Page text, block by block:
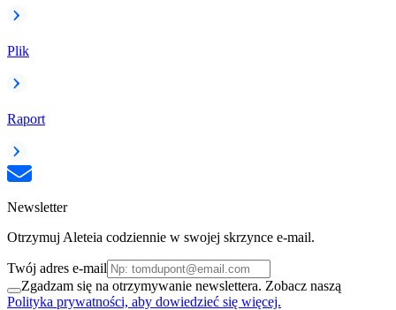
Plik
Raport
Newsletter
Otrzymuj Aleteia codziennie w swojej skrzynce e-mail.
Twój adres e-mail
Zgadzam się na otrzymywanie newslettera. Zobacz naszą
Polityka prywatności, aby dowiedzieć się więcej.